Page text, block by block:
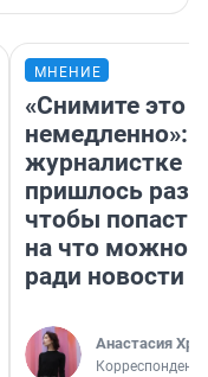
МНЕНИЕ
«Снимите это
немедленно»:
журналистке
пришлось
чтобы попасть
на что можно
ради новости
Анастасия
Корреспондент